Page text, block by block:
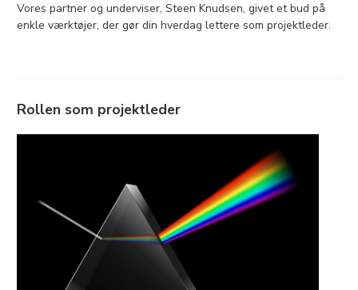
Vores partner og underviser, Steen Knudsen, givet et bud på
enkle værktøjer, der gør din hverdag lettere som projektleder.
Rollen som projektleder